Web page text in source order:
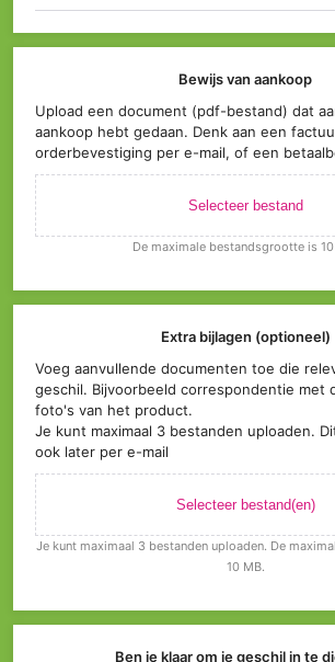
Bewijs van aankoop
Upload een document (pdf-bestand) dat
aankoop hebt gedaan. Denk aan een
orderbevestiging per e-mail, of een
Selecteer bestand
De maximale bestandsgrootte is 10
Extra bijlagen (optioneel)
Voeg aanvullende documenten toe die
geschil. Bijvoorbeeld correspondentie met
foto's van het product.
Je kunt maximaal 3 bestanden uploaden.
ook later per e-mail
Selecteer bestand(en)
Je kunt maximaal 3 bestanden uploaden. De
10 MB.
Ben je klaar om je geschil in te